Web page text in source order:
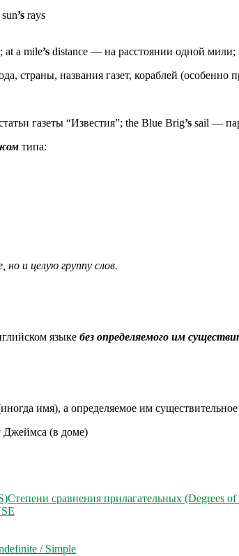
’s rays
at a mile’s distance — на расстоянии одной мили;
страны, названия газет, кораблей (особенно
газеты “Известия”; the Blue Brig’s sail —
типа:
и целую группу слов.
языке без определяемого им
имя), а определяемое им существительное
(в доме)
Степени сравнения прилагательных (Degrees
/ Simple